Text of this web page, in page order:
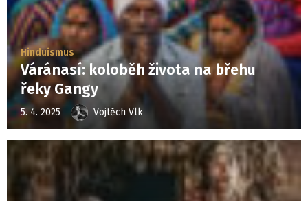
Hinduismus
Váránasí: koloběh života na břehu
řeky Gangy
5. 4. 2025 Vojtěch Vlk